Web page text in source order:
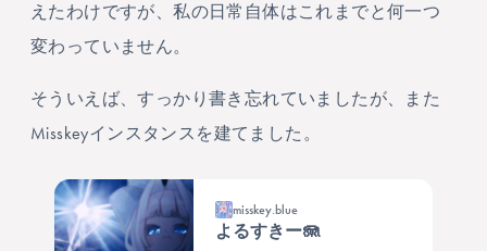
えたわけですが、私の日常自体はこれまでと何一つ
変わっていません。
そういえば、すっかり書き忘れていましたが、また
Misskeyインスタンスを建てました。
misskey.blue
よるすきー🪼